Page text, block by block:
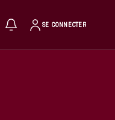
SE CONNECTER